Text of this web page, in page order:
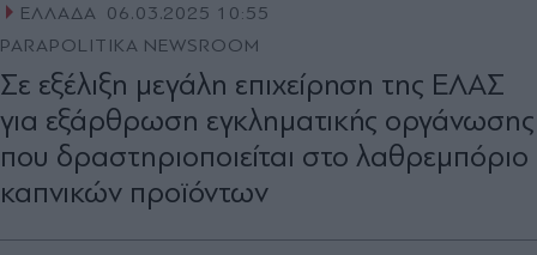
ΕΛΛΑΔΑ 06.03.2025 10:55
PARAPOLITIKA NEWSROOM
Σε εξέλιξη μεγάλη επιχείρηση της ΕΛΑΣ
για εξάρθρωση εγκληματικής οργάνωσης
που δραστηριοποιείται στο λαθρεμπόριο
καπνικών προϊόντων